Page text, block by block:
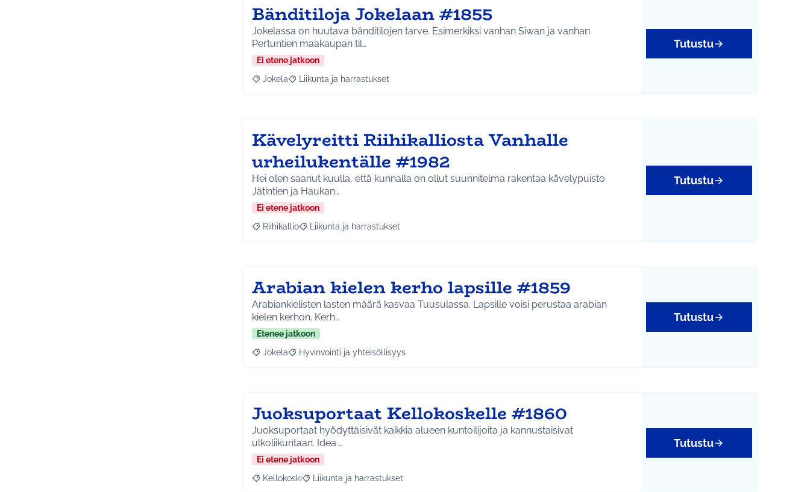
Bänditiloja Jokelaan #1855
Jokelassa on huutava bänditilojen tarve. Esimerkiksi vanhan Siwan ja vanhan
Pertuntien maakaupan til…
Ei etene jatkoon
Rajaa tulokset aihepiirin mukaan: Jokela
Jokela Rajaa tulokset teeman mukaan: Liikunta ja harrastukset
Liikunta ja harrastukset
Tutustu
Kävelyreitti Riihikalliosta Vanhalle
urheilukentälle #1982
Hei olen saanut kuulla, että kunnalla on ollut suunnitelma rakentaa kävelypuisto
Jätintien ja Haukan…
Ei etene jatkoon
Rajaa tulokset aihepiirin mukaan: Riihikallio
Riihikallio Rajaa tulokset teeman mukaan: Liikunta ja harrastukset
Liikunta ja harrastukset
Tutustu
Arabian kielen kerho lapsille #1859
Arabiankielisten lasten määrä kasvaa Tuusulassa. Lapsille voisi perustaa arabian
kielen kerhon. Kerh…
Etenee jatkoon
Rajaa tulokset aihepiirin mukaan: Jokela
Jokela Rajaa tulokset teeman mukaan: Hyvinvointi ja yhteisöllisyys
Hyvinvointi ja yhteisöllisyys
Tutustu
Juoksuportaat Kellokoskelle #1860
Juoksuportaat hyödyttäisivät kaikkia alueen kuntoilijoita ja kannustaisivat
ulkoliikuntaan. Idea …
Ei etene jatkoon
Rajaa tulokset aihepiirin mukaan: Kellokoski
Kellokoski Rajaa tulokset teeman mukaan: Liikunta ja harrastukset
Liikunta ja harrastukset
Tutustu